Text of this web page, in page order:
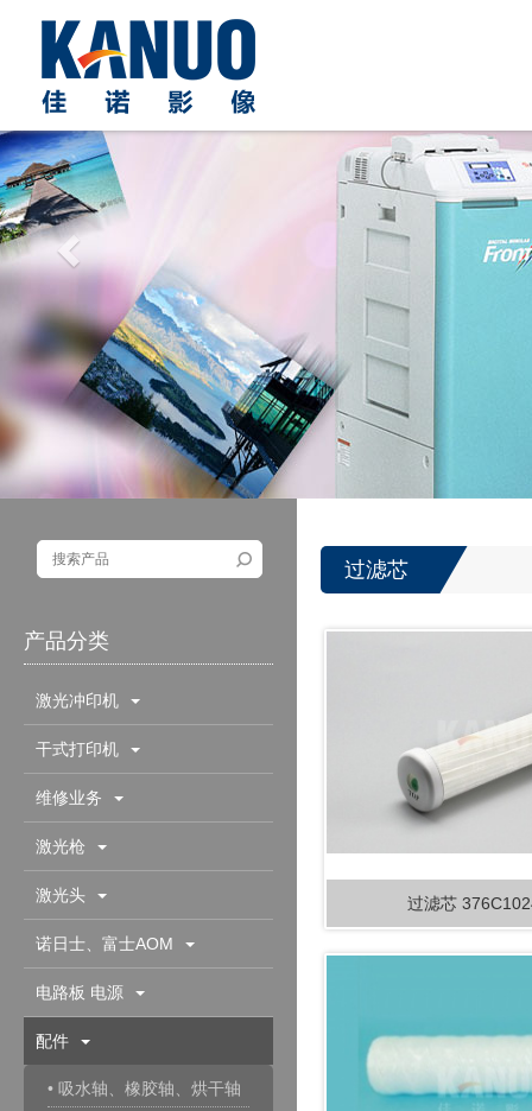
Previous
产品分类
激光冲印机
干式打印机
维修业务
激光枪
激光头
诺日士、富士AOM
电路板 电源
配件
• 吸水轴、橡胶轴、烘干轴
过滤芯
过滤芯